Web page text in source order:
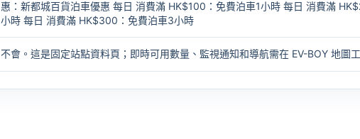
惠：新都城百貨泊車優惠 每日 消費滿 HK$100：免費泊車1小時 每日 消費滿
小時 每日 消費滿 HK$300：免費泊車3小時
不會。這是固定站點資料頁；即時可用數量、監視通知和導航需在 EV-BOY 地圖